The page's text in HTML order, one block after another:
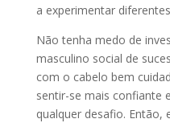
a experimentar
Não tenha medo de
masculino social de
com o cabelo bem
sentir-se mais confiante
qualquer desafio. Então,